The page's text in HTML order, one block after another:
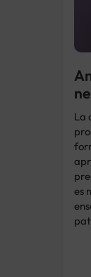
La
es